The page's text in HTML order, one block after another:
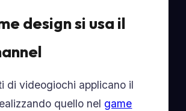
design si usa il
di videogiochi applicano il
quello nel game